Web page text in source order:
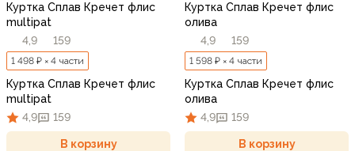
Куртка Сплав Кречет флис
multipat
4,9
159
1 498 ₽ × 4 части
Куртка Сплав Кречет флис
multipat
4,9
159
В корзину
Куртка Сплав Кречет флис
олива
4,9
159
1 598 ₽ × 4 части
Куртка Сплав Кречет флис
олива
4,9
159
В корзину